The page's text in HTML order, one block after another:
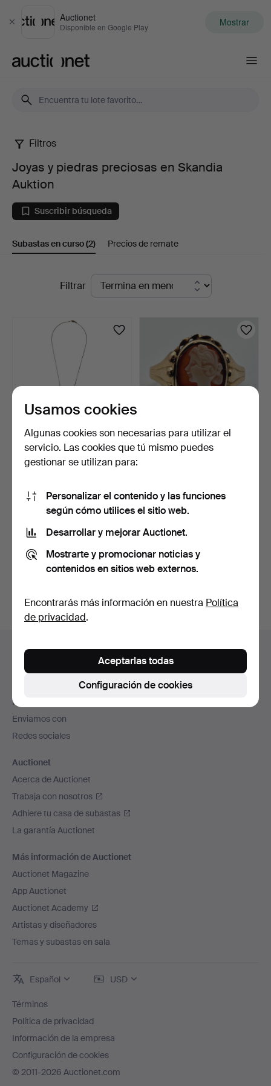
Cerrar
Auctionet
Disponible en Google Play Mostrar
Joyas
piedras
preciosas
Skandia
Auktion
Filtros
Joyas y piedras preciosas en Skandia
Auktion
Suscribir búsqueda
Subastas en curso(2) Precios de remate
SubastasFiltrar
COLLAR, PENDIENTES, un
par, oro de 18K.
548 USD
ANILLO, oro de 18 k,
137 USD
Suscribir búsqueda
También puedes buscar ennuestro archivo de
subastas concluidas.
en
de
página
Ayuda y contacto
Contacta con el servicio de atención al cliente
Todas las casas de subastas
Modos de pago
Enviamos con
Redes sociales
Auctionet
Acerca de Auctionet
Trabaja con nosotros
Adhiere tu casa de subastas
La garantía Auctionet
Más información de Auctionet
Auctionet Magazine
App Auctionet
Auctionet Academy
Artistas y diseñadores
Temas y subastas en sala
Español USD
Términos
Política de privacidad
Información de la empresa
Configuración de cookies
© 2011-2026 Auctionet.com
Usamos cookies
Algunas cookies son necesarias para utilizar el
servicio. Las cookies que tú mismo puedes
gestionar se utilizan para:
Personalizar el contenido y las funciones
según cómo utilices el sitio web.
Desarrollar y mejorar Auctionet.
Mostrarte y promocionar noticias y
contenidos en sitios web externos.
Encontrarás más información en nuestra Política
de privacidad.
Configuración de cookies
Aceptarlas todas